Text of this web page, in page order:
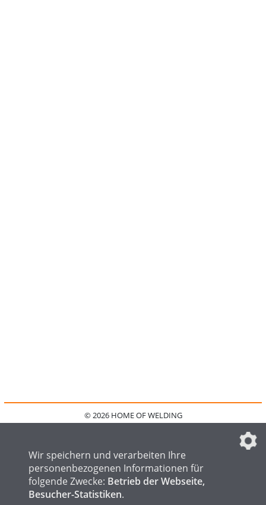
© 2026 HOME OF WELDING
IMPRESSUM
FAQ
DATENSCHUTZEINSTELLUNGEN
Wir speichern und verarbeiten Ihre
personenbezogenen Informationen für
folgende Zwecke: Betrieb der Webseite,
Besucher-Statistiken.